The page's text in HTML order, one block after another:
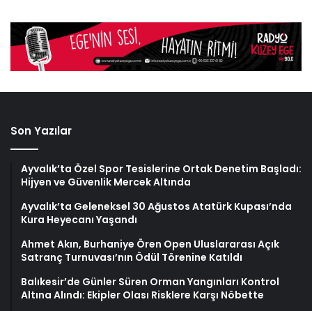
Son Yazılar
Ayvalık’ta Özel Spor Tesislerine Ortak Denetim Başladı:
Hijyen ve Güvenlik Mercek Altında
Ayvalık’ta Geleneksel 30 Ağustos Atatürk Kupası’nda
Kura Heyecanı Yaşandı
Ahmet Akın, Burhaniye Ören Open Uluslararası Açık
Satranç Turnuvası’nın Ödül Törenine Katıldı
Balıkesir’de Günler Süren Orman Yangınları Kontrol
Altına Alındı: Ekipler Olası Risklere Karşı Nöbette